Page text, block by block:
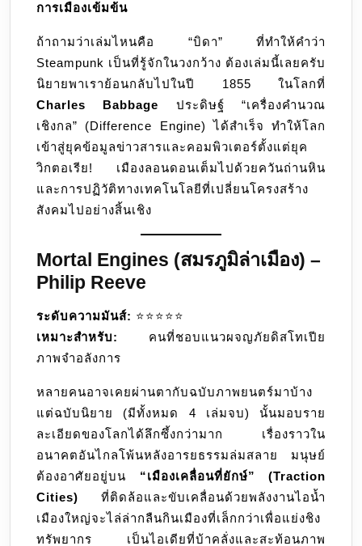
การเมืองเข้มข้น
ถ้าถามว่าเล่มไหนคือ “บิดา” ที่ทำให้คำว่า
Steampunk เป็นที่รู้จักในวงกว้าง ต้องเล่มนี้เลยครับ
นิยายพาเราย้อนกลับไปในปี 1855 ในโลกที่
Charles Babbage ประดิษฐ์ “เครื่องคำนวณ
เชิงกล” (Difference Engine) ได้สำเร็จ ทำให้โลก
เข้าสู่ยุคข้อมูลข่าวสารและคอมพิวเตอร์ตั้งแต่ยุค
วิกตอเรีย! เมืองลอนดอนเต็มไปด้วยควันถ่านหิน
และการปฏิวัติทางเทคโนโลยีที่เปลี่ยนโครงสร้าง
สังคมไปอย่างสิ้นเชิง
Mortal Engines (สมรภูมิล่าเมือง) –
Philip Reeve
ระดับความมันส์: ⭐️⭐️⭐️⭐️⭐️
เหมาะสำหรับ:
คนที่ชอบแนวผจญภัยดิสโทเปีย
ภาพจำอลังการ
หลายคนอาจเคยผ่านตากับฉบับภาพยนตร์มาบ้าง
แต่ฉบับนิยาย (มีทั้งหมด 4 เล่มจบ) นั้นมอบราย
ละเอียดของโลกได้ลึกซึ้งกว่ามาก เรื่องราวใน
อนาคตอันไกลโพ้นหลังอารยธรรมล่มสลาย มนุษย์
ต้องอาศัยอยู่บน “เมืองเคลื่อนที่ยักษ์” (Traction
Cities) ที่ติดล้อและขับเคลื่อนด้วยพลังงานไอน้ำ
เมืองใหญ่จะไล่ล่ากลืนกินเมืองที่เล็กกว่าเพื่อแย่งชิง
ทรัพยากร เป็นไอเดียที่บ้าคลั่งและสะท้อนภาพ